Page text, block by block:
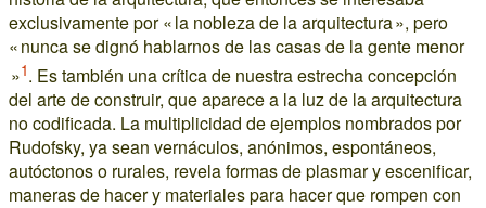
exclusivamente por « la nobleza de la arquitectura », pero
« nunca se dignó hablarnos de las casas de la gente menor
»1. Es también una crítica de nuestra estrecha concepción
del arte de construir, que aparece a la luz de la arquitectura
no codificada. La multiplicidad de ejemplos nombrados por
Rudofsky, ya sean vernáculos, anónimos, espontáneos,
autóctonos o rurales, revela formas de plasmar y escenificar,
maneras de hacer y materiales para hacer que rompen con